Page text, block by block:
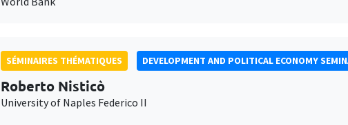
SÉMINAIRES THÉMATIQUES DEVELOPMENT AND POLITICAL ECONOMY
Roberto Nisticò
University of Naples Federico II